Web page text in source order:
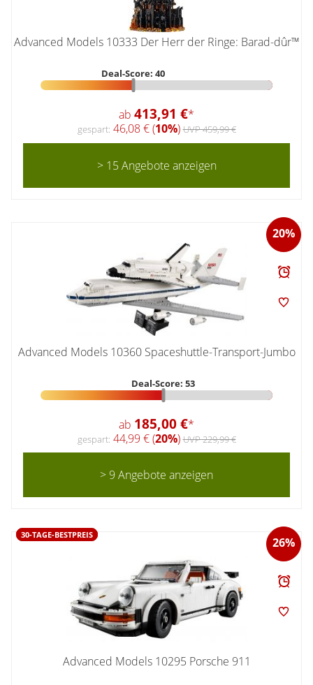
Advanced Models 10333 Der Herr der Ringe: Barad-dûr™
Deal-Score: 40
ab 413,91 €*
gespart: 46,08 € (10%)UVP 459,99 €
> 15 Angebote anzeigen
20%
Advanced Models 10360 Spaceshuttle-Transport-Jumbo
Deal-Score: 53
ab 185,00 €*
gespart: 44,99 € (20%)UVP 229,99 €
> 9 Angebote anzeigen
26%
30-TAGE-BESTPREIS
Advanced Models 10295 Porsche 911